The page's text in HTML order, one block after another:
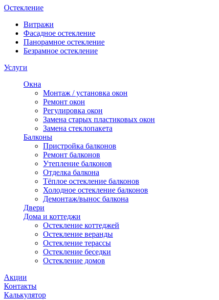
Остекление
Витражи
Фасадное остекление
Панорамное остекление
Безрамное остекление
Услуги
Окна
Монтаж / установка окон
Ремонт окон
Регулировка окон
Замена старых пластиковых окон
Замена стеклопакета
Балконы
Пристройка балконов
Ремонт балконов
Утепление балконов
Отделка балкона
Тёплое остекление балконов
Холодное остекление балконов
Демонтаж/вынос балкона
Двери
Дома и коттеджи
Остекление коттеджей
Остекление веранды
Остекление терассы
Остекление беседки
Остекление домов
Акции
Контакты
Калькулятор